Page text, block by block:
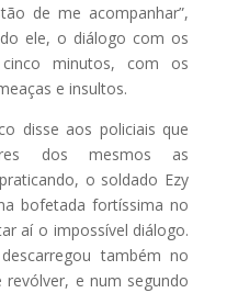
de me acompanhar”,
ele, o diálogo com os
minutos, com os
e insultos.
disse aos policiais que
dos mesmos as
o soldado Ezy
bofetada fortíssima no
aí o impossível diálogo.
também no
e num segundo